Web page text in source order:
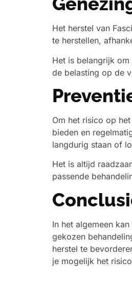
Het herstel van
te herstellen,
Het is belangrijk
de belasting op de
Om het risico op
bieden en
langdurig staan of
Het is altijd
passende
In het algemeen
gekozen
herstel te
je mogelijk het